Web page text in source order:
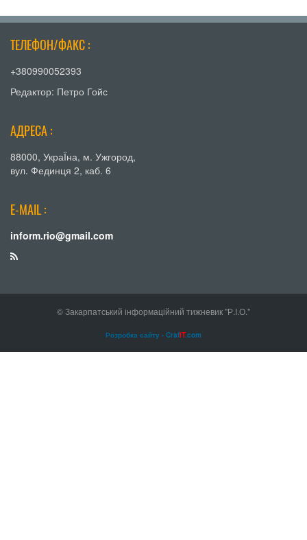
ТЕЛЕФОН/ФАКС :
+380990052393
Редактор: Петро Гойс
АДРЕСА :
88000, УкраЇна, м. Ужгород,
вул. Фединця 2, каб. 6
E-MAIL :
inform.rio@gmail.com
© Закарпатський інформаційний тижневик "Р.І.О."
Розробка сайту - CrafIT.com